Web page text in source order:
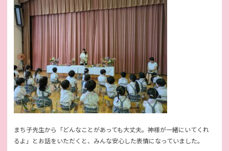
まち子先生から「どんなことがあっても大丈夫。神様が一緒にいてくれ
るよ」とお話をいただくと、みんな安心した表情になっていました。